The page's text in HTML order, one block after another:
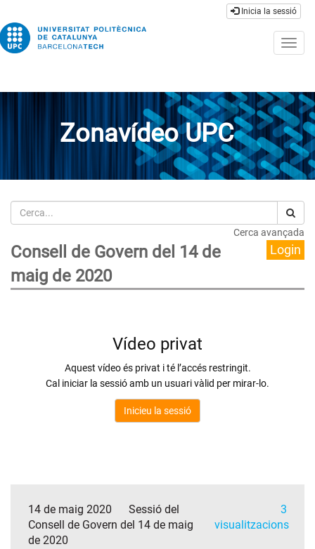
Inicia la sessió
Zonavídeo UPC
Cerca
Cerca avançada
Consell de Govern del 14 de
maig de 2020
Login
14 de maig 2020
Sessió del
Consell de Govern del 14 de maig
de 2020
3
visualitzacions